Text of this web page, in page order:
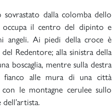
dalla colomba dello
il centro del dipinto e
angeli. Ai piedi della croce è
Redentore; alla sinistra della
boscaglia, mentre sulla destra
fianco alle mura di una città
le montagne cerulee sullo